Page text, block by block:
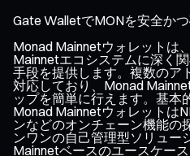
Gate WalletでMONを安全か
Monad Mainnetウォレットは
Mainnetエコシステムに深く
手段を提供します。複数のア
対応しており、Monad
ップを簡単に行えます。基本
Monad Mainnetウォレットは
ンなどのオンチェーン機能の
ンワンの自己管理型ソリュー
Mainnetベースのユースケー